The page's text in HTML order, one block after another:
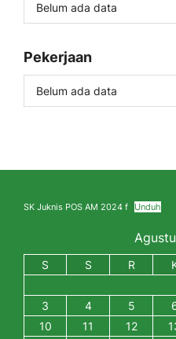
Belum ada data
Pekerjaan
Belum ada data
SK Juknis POS AM 2024 f Unduh
S S R
3
4 5
10
11 12